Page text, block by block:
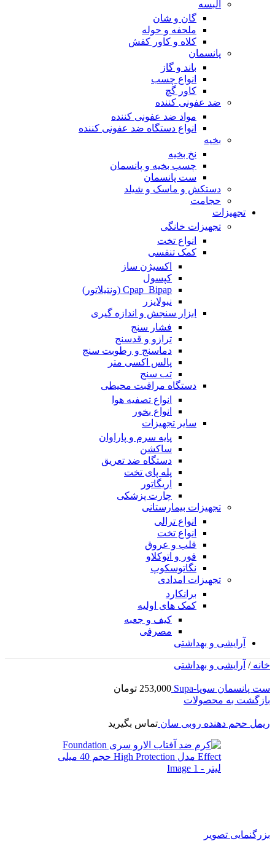
البسه
گان و شان
ملحفه و حوله
کلاه و کاور کفش
پانسمان
باند و گاز
انواع چسب
کاور گچ
ضد عفونی کننده
مواد ضد عفونی کننده
انواع دستگاه ضد عفونی کننده
بخیه
نخ بخیه
چسب بخیه و پانسمان
ست پانسمان
دستکش و ماسک و شیلد
حجامت
تجهیزات
تجهیزات خانگی
انواع تخت
کمک تنفسی
اکسیژن ساز
کپسول
Cpap_Bipap (ونتیلاتور)
نبولایزر
ابزار سنجش و اندازه گیری
فشار سنج
ترازو و قدسنج
دماسنج و رطوبت سنج
پالس اکسی متر
تب سنج
دستگاه مراقبت محیطی
انواع تصفیه هوا
انواع بخور
سایر تجهیزات
پایه سرم و پاراوان
ساکشن
دستگاه ضد تعریق
پله پای تخت
اریگاتور
چارت پزشکی
تجهیزات بیمارستانی
انواع ترالی
انواع تخت
قلب و عروق
فور و اتوکلاو
نگاتوسکوپ
تجهیزات امدادی
برانکارد
کمک های اولیه
کیف و جعبه
مصرفی
آرایشی و بهداشتی
خانه/ آرایشی و بهداشتی
ست پانسمان سوپا-Supa 253,000 تومان
بازگشت به محصولات
ریمل حجم دهنده روبی سان تماس بگیرید
بزرگنمایی تصویر